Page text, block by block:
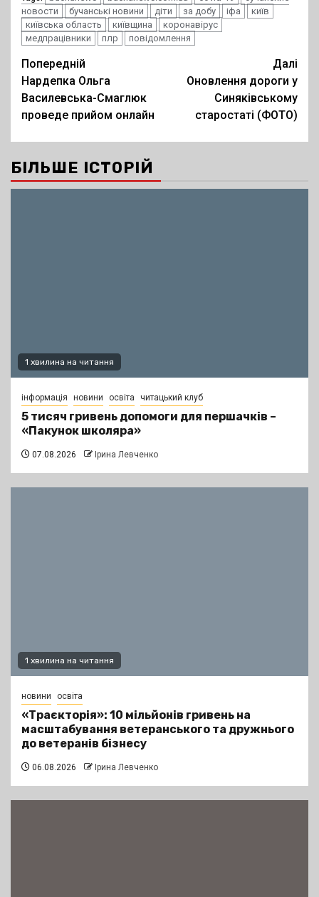
новости
бучанські новини діти за добу іфа
київ
київська область
київщина
коронавірус
медпрацівники
плр повідомлення
Post
navigation
Попередній
Нардепка Ольга
Василевська-Смаглюк
проведе прийом онлайн
Далі
Оновлення дороги у
Синяківському
старостаті (ФОТО)
БІЛЬШЕ ІСТОРІЙ
1 хвилина на читання
інформація новини освіта читацький клуб
5 тисяч гривень допомоги для першачків –
«Пакунок школяра»
07.08.2026 Ірина Левченко
1 хвилина на читання
новини освіта
«Траєкторія»: 10 мільйонів гривень на
масштабування ветеранського та дружнього
до ветеранів бізнесу
06.08.2026 Ірина Левченко